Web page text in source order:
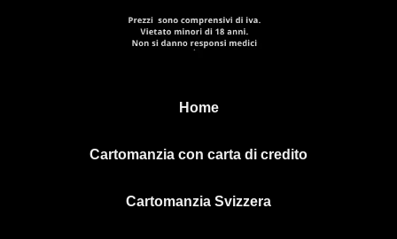
Home
Cartomanzia con carta di credito
Cartomanzia Svizzera